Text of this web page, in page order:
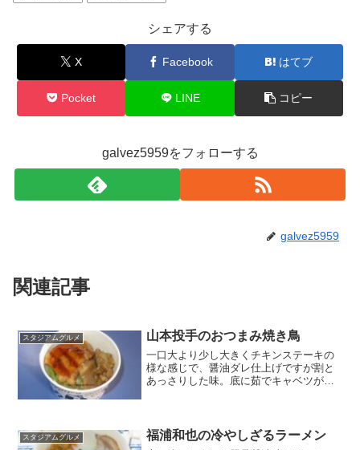
シェアする
X Facebook はてブ
Pocket LINE コピー
galvez5959をフォローする
galvez5959
関連記事
スタジアムグルメ 山本投手のおつまみ焼き鳥
一口大より少し大きくチキンステーキの
様な感じで、醤油ダレ仕上げですが割と
あっさりした味。底に茹でキャベツが敷
スタジアムグルメ 福浦和也の冷やしざるラーメン